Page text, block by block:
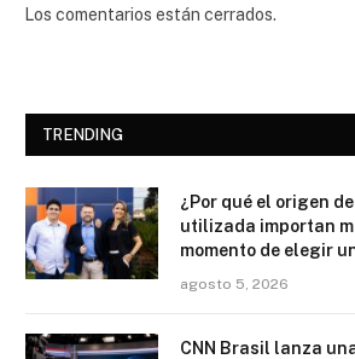
Los comentarios están cerrados.
TRENDING
¿Por qué el origen
utilizada importan
momento de elegir
agosto 5, 2026
CNN Brasil lanza